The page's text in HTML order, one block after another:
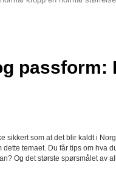
passform:
sikkert som at det blir kaldt i
dette temaet. Du får tips om hva
Og det største spørsmålet av